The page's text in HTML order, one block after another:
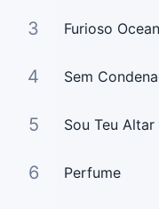
3 Furioso
4 Sem
5 Sou Teu Altar
6 Perfume